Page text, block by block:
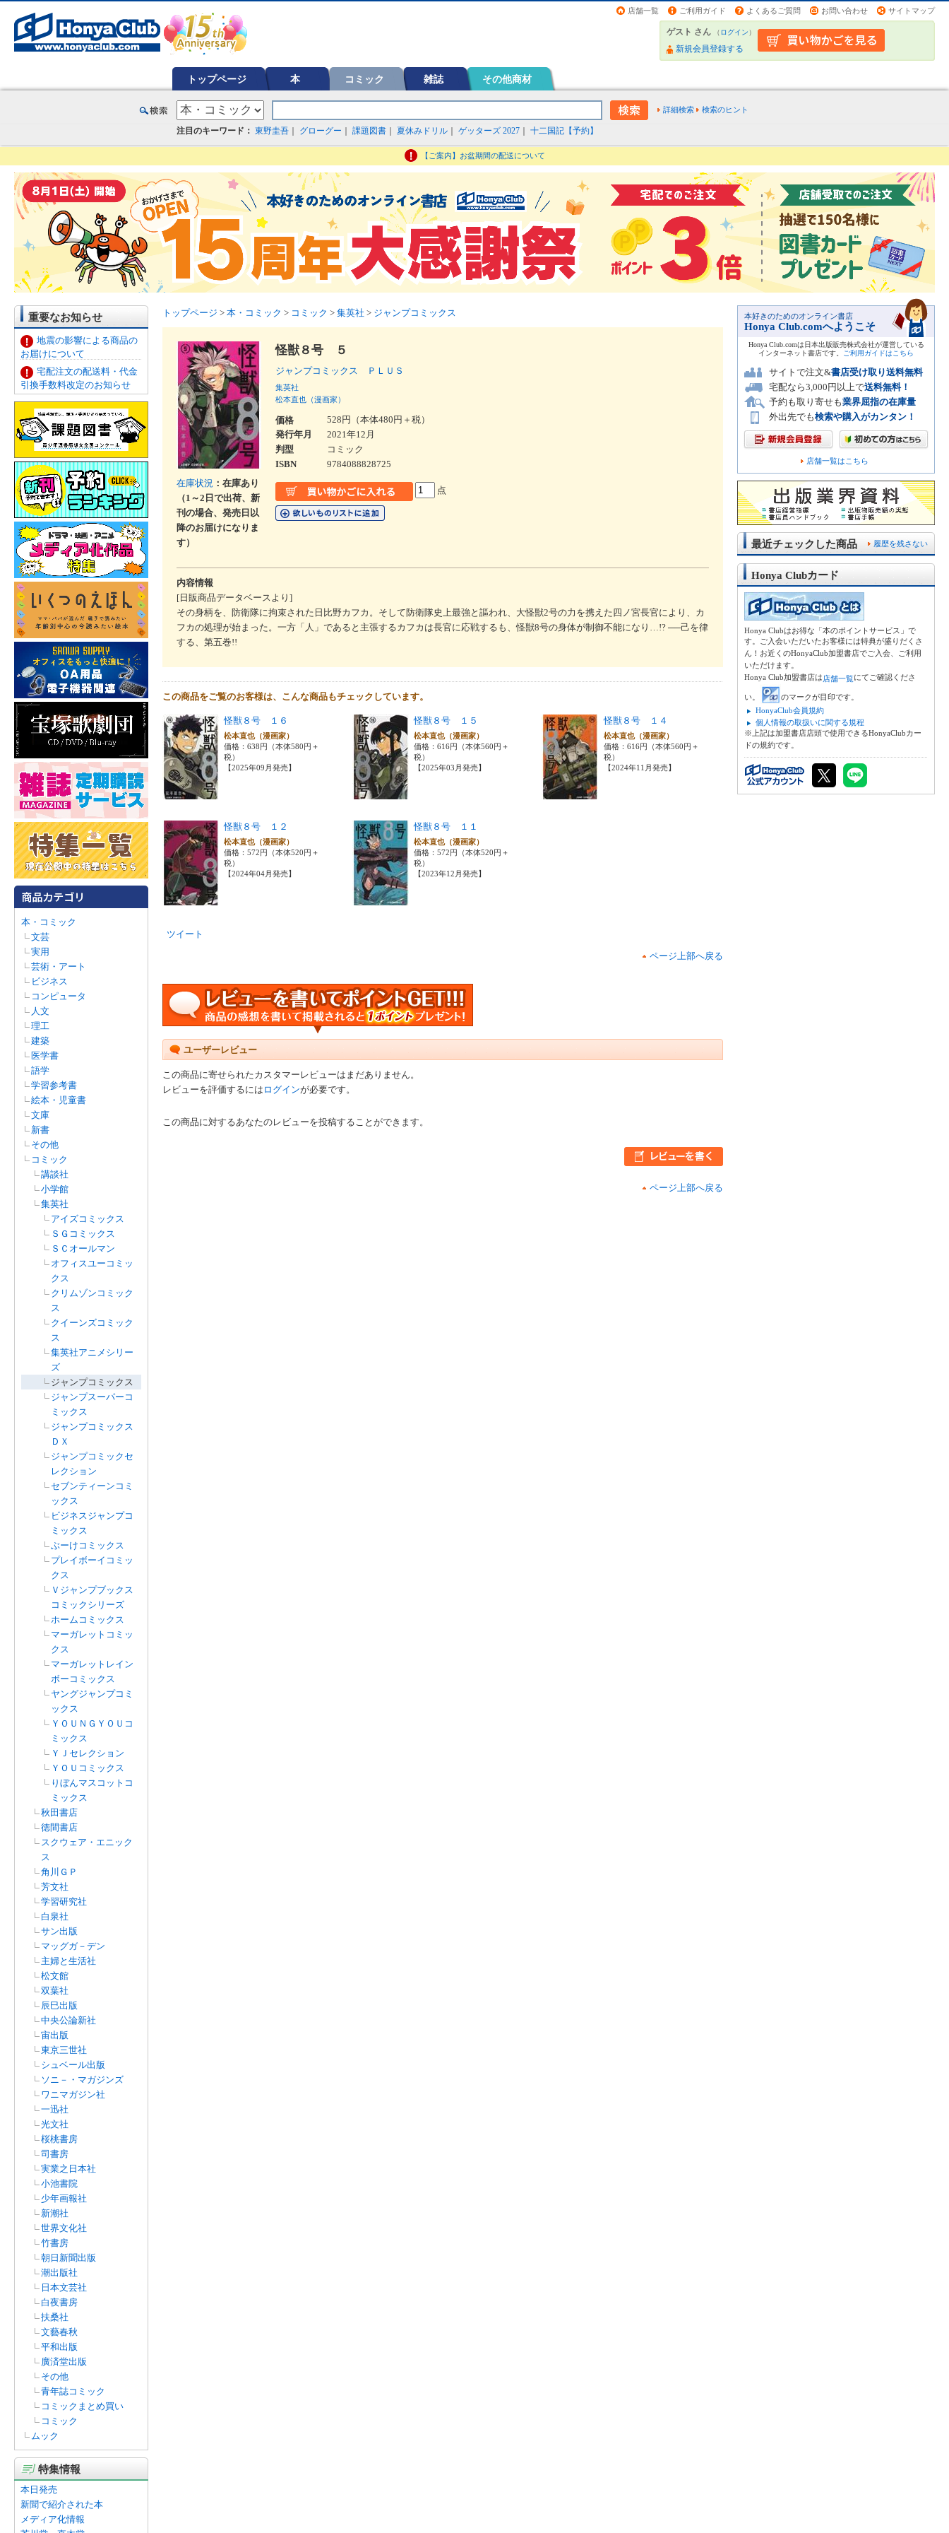
店舗一覧 ご利用ガイド よくあるご質問 お問い合わせ サイトマップ
ゲスト さん （ログイン）
新規会員登録する
トップページ 本 コミック 雑誌 その他商材
詳細検索 検索のヒント
注目のキーワード： 東野圭吾 グローグー 課題図書 夏休みドリル ゲッターズ 2027 十二国記【予約】
【ご案内】お盆期間の配送について
重要なお知らせ
地震の影響による商品の
お届けについて
宅配注文の配送料・代金
引換手数料改定のお知らせ
本・コミック
文芸
実用
芸術・アート
ビジネス
コンピュータ
人文
理工
建築
医学書
語学
学習参考書
絵本・児童書
文庫
新書
その他
コミック
講談社
小学館
集英社
アイズコミックス
ＳＧコミックス
ＳＣオールマン
オフィスユーコミッ
クス
クリムゾンコミック
ス
クイーンズコミック
ス
集英社アニメシリー
ズ
ジャンプコミックス
ジャンプスーパーコ
ミックス
ジャンプコミックス
ＤＸ
ジャンプコミックセ
レクション
セブンティーンコミ
ックス
ビジネスジャンプコ
ミックス
ぶーけコミックス
プレイボーイコミッ
クス
Ｖジャンプブックス
コミックシリーズ
ホームコミックス
マーガレットコミッ
クス
マーガレットレイン
ボーコミックス
ヤングジャンプコミ
ックス
ＹＯＵＮＧＹＯＵコ
ミックス
ＹＪセレクション
ＹＯＵコミックス
りぼんマスコットコ
ミックス
秋田書店
徳間書店
スクウェア・エニック
ス
角川ＧＰ
芳文社
学習研究社
白泉社
サン出版
マッグガ－デン
主婦と生活社
松文館
双葉社
辰巳出版
中央公論新社
宙出版
東京三世社
シュベール出版
ソニ－・マガジンズ
ワニマガジン社
一迅社
光文社
桜桃書房
司書房
実業之日本社
小池書院
少年画報社
新潮社
世界文化社
竹書房
朝日新聞出版
潮出版社
日本文芸社
白夜書房
扶桑社
文藝春秋
平和出版
廣済堂出版
その他
青年誌コミック
コミックまとめ買い
コミック
ムック
特集情報
本日発売
新聞で紹介された本
メディア化情報
トップページ > 本・コミック > コミック > 集英社 > ジャンプコミックス
在庫状況 ：在庫あり
（1～2日で出荷、新
刊の場合、発売日以
降のお届けになりま
す）
怪獣８号 ５
ジャンプコミックス ＰＬＵＳ
集英社
松本直也（漫画家）
価格
528円（本体480円＋税）
発行年月
2021年12月
判型
コミック
ISBN
9784088828725
点
内容情報
[日販商品データベースより]
その身柄を、防衛隊に拘束された日比野カフカ。そして防衛隊史上最強と謳われ、大怪獣2号の力を携えた四ノ宮長官により、カ
フカの処理が始まった。一方「人」であると主張するカフカは長官に応戦するも、怪獣8号の身体が制御不能になり…!? ──己を律
する、第五巻!!
この商品をご覧のお客様は、こんな商品もチェックしています。
怪獣８号 １６
松本直也（漫画家）
価格：638円（本体580円＋
税）
【2025年09月発売】
怪獣８号 １５
松本直也（漫画家）
価格：616円（本体560円＋
税）
【2025年03月発売】
怪獣８号 １４
松本直也（漫画家）
価格：616円（本体560円＋
税）
【2024年11月発売】
怪獣８号 １２
松本直也（漫画家）
価格：572円（本体520円＋
税）
【2024年04月発売】
怪獣８号 １１
松本直也（漫画家）
価格：572円（本体520円＋
税）
【2023年12月発売】
ツイート
ページ上部へ戻る
ユーザーレビュー
この商品に寄せられたカスタマーレビューはまだありません。
レビューを評価するには ログインが必要です。
この商品に対するあなたのレビューを投稿することができます。
ページ上部へ戻る
本好きのためのオンライン書店
Honya Club.comへようこそ
Honya Club.comは日本出版販売株式会社が運営している
インターネット書店です。
ご利用ガイドはこちら
サイトで注文&書店受け取り送料無料
宅配なら3,000円以上で送料無料！
予約も取り寄せも業界屈指の在庫量
外出先でも検索や購入がカンタン！
店舗一覧はこちら
履歴を残さない
最近チェックした商品
Honya Clubカード
Honya Clubはお得な「本のポイントサービス」で
す。ご入会いただいたお客様には特典が盛りだくさ
ん！お近くのHonyaClub加盟書店でご入会、ご利用
いただけます。
Honya Club加盟書店は店舗一覧にてご確認くださ
い。
のマークが目印です。
HonyaClub会員規約
個人情報の取扱いに関する規程
※上記は加盟書店店頭で使用できるHonyaClubカー
ドの規約です。